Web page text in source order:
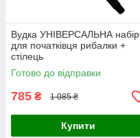
Вудка УНІВЕРСАЛЬНА набір
для початківця рибалки +
стілець
Готово до відправки
785 ₴ 1 085 ₴
Купити